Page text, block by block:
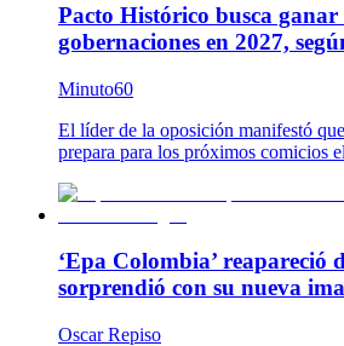
Pacto Histórico busca
gobernaciones en 2027,
Minuto60
El líder de la oposición manifestó
prepara para los próximos comicios
‘Epa Colombia’ reapareció
sorprendió con su nueva
Oscar Repiso